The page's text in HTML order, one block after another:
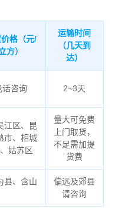
格（元/
方）
运输时间
（几天到
达）
话咨询 2~3天
江区、昆
市、相城
姑苏区
量大可免费
上门取货，
不足需加提
货费
县、含山
偏远及郊县
请咨询